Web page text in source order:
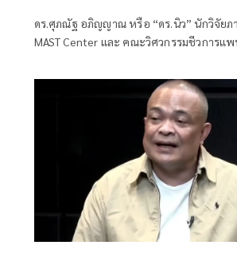
ดร.ศุภณัฐ อภิญญาณ หรือ “ดร.นิว” นักวิจัยภ
MAST Center และ คณะวิศวกรรมชีวการแ
นายณัฐพงษ์ เรืองปัญญาวุฒิ ส.ส.บัญชีรายชื่อ พรรคประชาชน
อภิปรายเกี่ยวกับงบฯหน่วยราชการในพระอ